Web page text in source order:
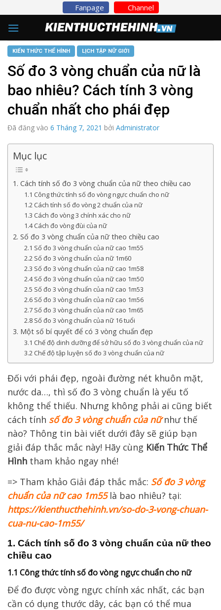
to
content
Fanpage Channel
KIẾN THỨC THỂ HÌNH LỊCH TẬP NỮ GIỚI
Số đo 3 vòng chuẩn của nữ là
bao nhiêu? Cách tính 3 vòng
chuẩn nhất cho phái đẹp
Đã đăng vào 6 Tháng 7, 2021 bởi Administrator
Mục lục
1. Cách tính số đo 3 vòng chuẩn của nữ theo chiều cao
1.1 Công thức tính số đo vòng ngực chuẩn cho nữ
1.2 Cách tính số đo vòng 2 chuẩn của nữ
1.3 Cách đo vòng 3 chính xác cho nữ
1.4 Cách đo vòng đùi của nữ
2. Số đo 3 vòng chuẩn của nữ theo chiều cao
2.1 Số đo 3 vòng chuẩn của nữ cao 1m55
2.2 Số đo 3 vòng chuẩn của nữ 1m60
2.3 Số đo 3 vòng chuẩn của nữ cao 1m58
2.4 Số đo 3 vòng chuẩn của nữ cao 1m50
2.5 Số đo 3 vòng chuẩn của nữ cao 1m53
2.6 Số đo 3 vòng chuẩn của nữ cao 1m56
2.7 Số đo 3 vòng chuẩn của nữ cao 1m65
2.8 Số đo 3 vòng chuẩn của nữ 16 tuổi
3. Một số bí quyết để có 3 vòng chuẩn đẹp
3.1 Chế độ dinh dưỡng để sở hữu số đo 3 vòng chuẩn của nữ
3.2 Chế độ tập luyện số đo 3 vòng chuẩn của nữ
Đối với phái đẹp, ngoài đường nét khuôn mặt,
nước da…, thì số đo 3 vòng chuẩn là yếu tố
không thể thiếu. Nhưng không phải ai cũng biết
cách tính số đo 3 vòng chuẩn của nữnhư thế
nào? Thông tin bài viết dưới đây sẽ giúp bạn
giải đáp thắc mắc này! Hãy cùng Kiến Thức Thể
Hình tham khảo ngay nhé!
=> Tham khảo Giải đáp thắc mắc: Số đo 3 vòng
chuẩn của nữ cao 1m55 là bao nhiêu? tại:
https://kienthucthehinh.vn/so-do-3-vong-chuan-
cua-nu-cao-1m55/
1. Cách tính số đo 3 vòng chuẩn của nữ theo
chiều cao
1.1 Công thức tính số đo vòng ngực chuẩn cho nữ
Để đo được vòng ngực chính xác nhất, các bạn
cần có dụng thước dây, các bạn có thể mua